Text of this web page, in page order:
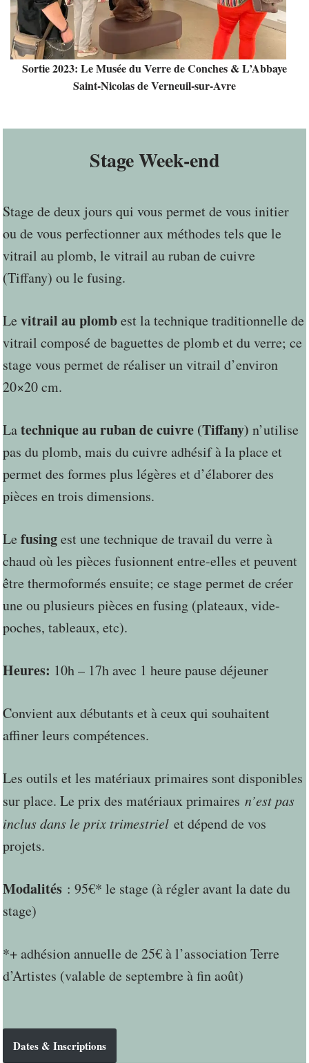
Sortie 2023: Le Musée du Verre de Conches & L’Abbaye
Saint-Nicolas de Verneuil-sur-Avre
Stage Week-end
Stage de deux jours qui vous permet de vous initier
ou de vous perfectionner aux méthodes tels que le
vitrail au plomb, le vitrail au ruban de cuivre
(Tiffany) ou le fusing.
Levitrail au plombest la technique traditionnelle de
vitrail composé de baguettes de plomb et du verre; ce
stage vous permet de réaliser un vitrail d’environ
20×20 cm.
Latechnique au ruban de cuivre (Tiffany) n’utilise
pas du plomb, mais du cuivre adhésif à la place et
permet des formes plus légères et d’élaborer des
pièces en trois dimensions.
Lefusingest une technique de travail du verre à
chaud où les pièces fusionnent entre-elles et peuvent
être thermoformés ensuite; ce stage permet de créer
une ou plusieurs pièces en fusing (plateaux, vide-
poches, tableaux, etc).
Heures: 10h – 17h avec 1 heure pause déjeuner
Convient aux débutants et à ceux qui souhaitent
affiner leurs compétences.
Les outils et les matériaux primaires sont disponibles
sur place. Le prix des matériaux primairesn’est pas
inclus dans le prix trimestrielet dépend de vos
projets.
Modalités : 95€* le stage (à régler avant la date du
stage)
*+ adhésion annuelle de 25€ à l’association Terre
d’Artistes (valable de septembre à fin août)
Dates & Inscriptions